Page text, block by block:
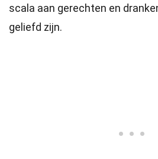
scala aan gerechten en
geliefd zijn.